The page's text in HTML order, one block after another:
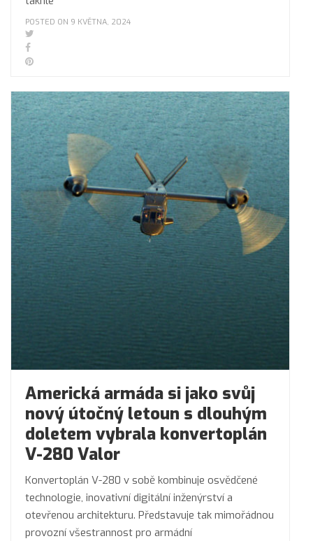
POSTED ON 9 KVĚTNA, 2024
Americká armáda si jako svůj
nový útočný letoun s dlouhým
doletem vybrala konvertoplán
V-280 Valor
Konvertoplán V-280 v sobě kombinuje osvědčené
technologie, inovativní digitální inženýrství a
otevřenou architekturu. Představuje tak mimořádnou
provozní všestrannost pro armádní